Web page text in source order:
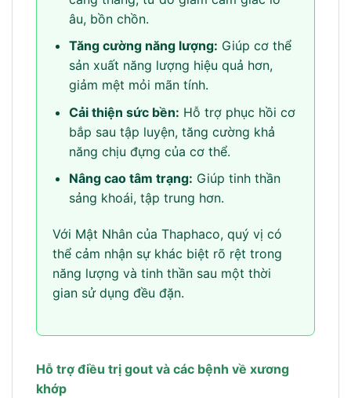
âu, bồn chồn.
Tăng cường năng lượng: Giúp cơ thể
sản xuất năng lượng hiệu quả hơn,
giảm mệt mỏi mãn tính.
Cải thiện sức bền: Hỗ trợ phục hồi cơ
bắp sau tập luyện, tăng cường khả
năng chịu đựng của cơ thể.
Nâng cao tâm trạng: Giúp tinh thần
sảng khoái, tập trung hơn.
Với Mật Nhân của Thaphaco, quý vị có
thể cảm nhận sự khác biệt rõ rệt trong
năng lượng và tinh thần sau một thời
gian sử dụng đều đặn.
Hỗ trợ điều trị gout và các bệnh về xương
khớp